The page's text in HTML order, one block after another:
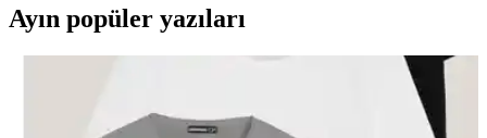
Ayın popüler yazıları